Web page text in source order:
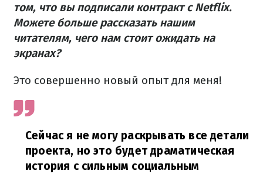
том, что вы подписали контракт с Netflix.
Можете больше рассказать нашим
читателям, чего нам стоит ожидать на
экранах?
Это совершенно новый опыт для меня!
Сейчас я не могу раскрывать все детали
проекта, но это будет драматическая
история с сильным социальным